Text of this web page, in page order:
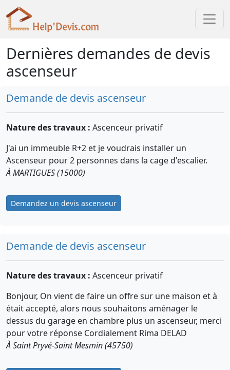
Dernières demandes de devis
ascenseur
Demande de devis ascenseur
Nature des travaux : Ascenceur privatif
J'ai un immeuble R+2 et je voudrais installer un
Ascenseur pour 2 personnes dans la cage d'escalier.
À MARTIGUES (15000)
Demandez un devis ascenseur
Demande de devis ascenseur
Nature des travaux : Ascenceur privatif
Bonjour, On vient de faire un offre sur une maison et à
était accepté, alors nous souhaitons aménager le
dessus du garage en chambre plus un ascenseur, merci
pour votre réponse Cordialement Rima DELAD
À Saint Pryvé-Saint Mesmin (45750)